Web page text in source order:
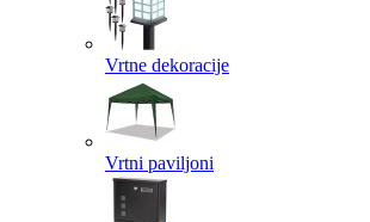
Vrtne dekoracije
Vrtni paviljoni